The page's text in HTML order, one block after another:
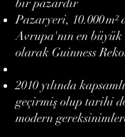
Pazaryeri, 10.000 m²
Avrupa'nın en büyük
olarak Guinness
2010 yılında
geçirmiş olup tarihi
modern